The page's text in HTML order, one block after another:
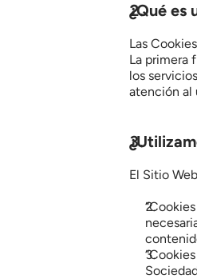
¿Qué es
Las
La primera
los
atención al
El Sitio